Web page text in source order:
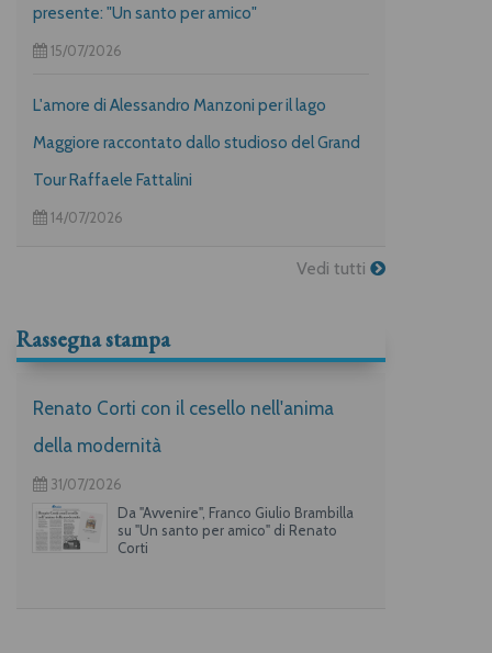
presente: "Un santo per amico"
15/07/2026
L'amore di Alessandro Manzoni per il lago
Maggiore raccontato dallo studioso del Grand
Tour Raffaele Fattalini
14/07/2026
Vedi tutti
Rassegna stampa
Renato Corti con il cesello nell'anima
della modernità
31/07/2026
Da "Avvenire", Franco Giulio Brambilla
su "Un santo per amico" di Renato
Corti